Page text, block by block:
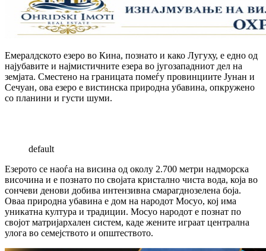
Емералдското езеро во Кина, познато и како Лугуху, е едно од
најубавите и најмистичните езера во југозападниот дел на
земјата. Сместено на границата помеѓу провинциите Јунан и
Сечуан, ова езеро е вистинска природна убавина, опкружено
со планини и густи шуми.
default
Езерото се наоѓа на висина од околу 2.700 метри надморска
височина и е познато по својата кристално чиста вода, која во
сончеви денови добива интензивна смарагднозелена боја.
Оваа природна убавина е дом на народот Мосуо, кој има
уникатна култура и традиции. Мосуо народот е познат по
својот матријархален систем, каде жените играат централна
улога во семејството и општеството.